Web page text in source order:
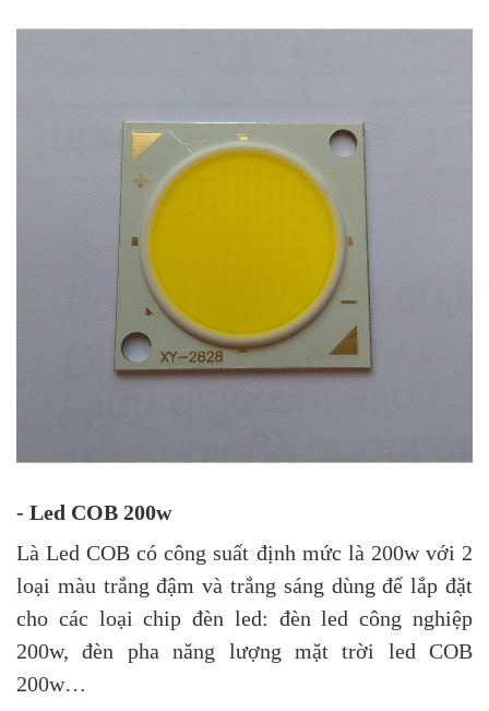
- Led COB 200w
Là Led COB có công suất định mức là 200w với 2
loại màu trắng đậm và trắng sáng dùng để lắp đặt
cho các loại chip đèn led: đèn led công nghiệp
200w,đèn pha năng lượng mặt trời
led COB
200w…